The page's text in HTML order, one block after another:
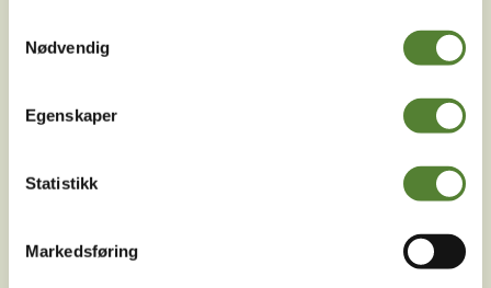
Nødvendig
Egenskaper
Statistikk
Markedsføring
Instagram Snapchat